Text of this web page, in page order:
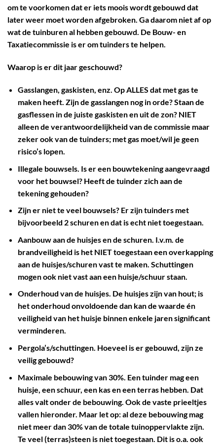
om te voorkomen dat er iets moois wordt gebouwd dat
later weer moet worden afgebroken. Ga daarom niet af op
wat de tuinburen al hebben gebouwd. De Bouw- en
Taxatiecommissie is er om tuinders te helpen.
Waarop is er dit jaar geschouwd?
Gasslangen, gaskisten, enz. Op ALLES dat met gas te
maken heeft. Zijn de gasslangen nog in orde? Staan de
gasflessen in de juiste gaskisten en uit de zon? NIET
alleen de verantwoordelijkheid van de commissie maar
zeker ook van de tuinders; met gas moet/wil je geen
risico’s lopen.
Illegale bouwsels. Is er een bouwtekening aangevraagd
voor het bouwsel? Heeft de tuinder zich aan de
tekening gehouden?
Zijn er niet te veel bouwsels? Er zijn tuinders met
bijvoorbeeld 2 schuren en dat is echt niet toegestaan.
Aanbouw aan de huisjes en de schuren. I.v.m. de
brandveiligheid is het NIET toegestaan een overkapping
aan de huisjes/schuren vast te maken. Schuttingen
mogen ook niet vast aan een huisje/schuur staan.
Onderhoud van de huisjes. De huisjes zijn van hout; is
het onderhoud onvoldoende dan kan de waarde én
veiligheid van het huisje binnen enkele jaren significant
verminderen.
Pergola’s/schuttingen. Hoeveel is er gebouwd, zijn ze
veilig gebouwd?
Maximale bebouwing van 30%. Een tuinder mag een
huisje, een schuur, een kas en een terras hebben. Dat
alles valt onder de bebouwing. Ook de vaste prieeltjes
vallen hieronder. Maar let op: al deze bebouwing mag
niet meer dan 30% van de totale tuinoppervlakte zijn.
Te veel (terras)steen is niet toegestaan. Dit is o.a. ook